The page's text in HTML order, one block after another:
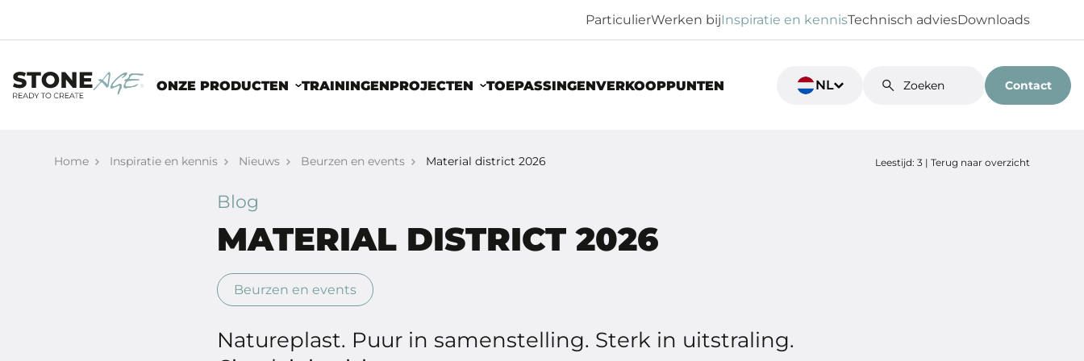
ParticulierWerken bijInspiratie en kennisTechnisch adviesDownloads
ONZE PRODUCTEN TRAININGENPROJECTEN TOEPASSINGENVERKOOPPUNTEN NL Contact
Home Inspiratie en kennis Nieuws Beurzen en events Material district 2026 Leestijd: 3 | Terug naar overzicht
Blog
MATERIAL DISTRICT 2026
Beurzen en events
Natureplast. Puur in samenstelling. Sterk in uitstraling.